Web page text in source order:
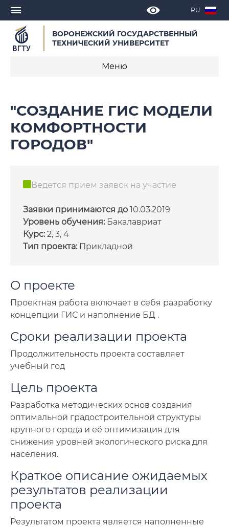
RU
ВОРОНЕЖСКИЙ ГОСУДАРСТВЕННЫЙ
ТЕХНИЧЕСКИЙ УНИВЕРСИТЕТ
Меню
Записаться на проект
Статистика
"СОЗДАНИЕ ГИС МОДЕЛИ
КОМФОРТНОСТИ
ГОРОДОВ"
Ведется прием заявок на участие
Заявки принимаются до 10.03.2019
Уровень обучения:Бакалавриат
Курс:2, 3, 4
Тип проекта:Прикладной
О проекте
Проектная работа включает в себя разработку
концепции ГИС и наполнение БД .
Сроки реализации проекта
Продолжительность проекта составляет
учебный год
Цель проекта
Разработка методических основ создания
оптимальной градостроительной структуры
крупного города и её оптимизация для
снижения уровней экологического риска для
населения.
Краткое описание ожидаемых
результатов реализации
проекта
Результатом проекта является наполненные